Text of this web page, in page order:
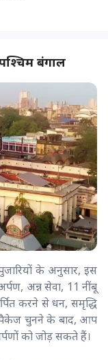
बंगाल
के अनुसार, इस
अन्न सेवा, 11 नींबू
करने से धन, समृद्धि
पैकेज चुनने के बाद, आप
को जोड़ सकते हैं।